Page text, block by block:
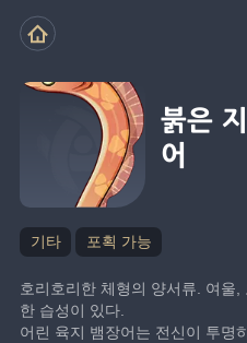
붉은
어
기타 포획 가능
호리호리한 체형의 양서류. 여울
한 습성이 있다.
어린 육지 뱀장어는 전신이 투명